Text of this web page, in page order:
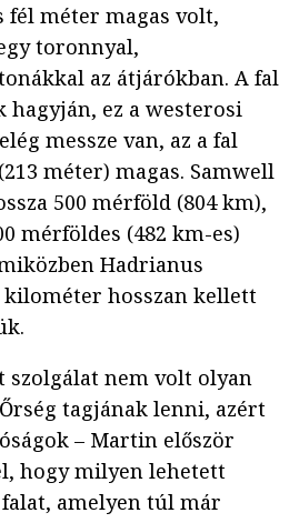
fél méter magas volt,
toronnyal,
az átjárókban. A fal
hagyján, ez a westerosi
messze van, az a fal
méter) magas. Samwell
500 mérföld (804 km),
mérföldes (482 km-es)
Hadrianus
kilométer hosszan kellett
szolgálat nem volt olyan
tagjának lenni, azért
– Martin először
hogy milyen lehetett
amelyen túl már